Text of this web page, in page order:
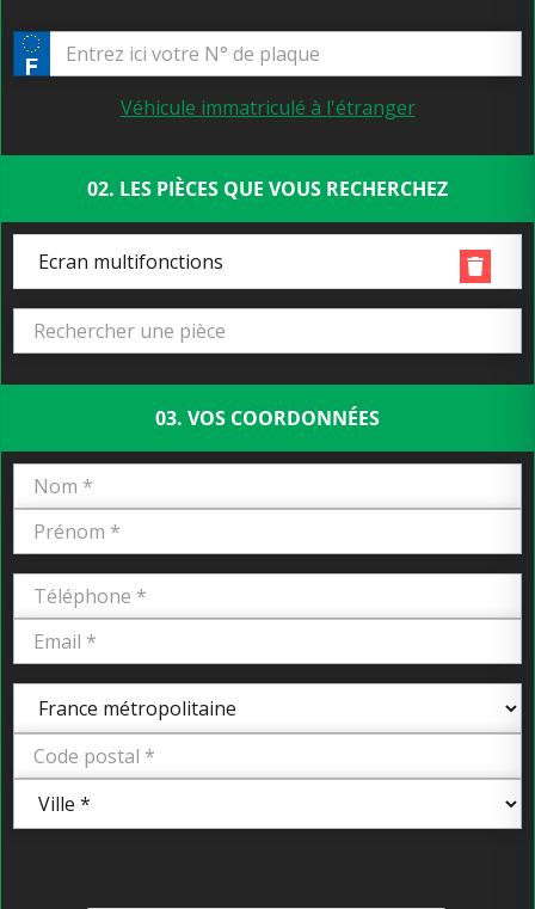
Véhicule immatriculé à l'étranger
02. LES PIÈCES QUE VOUS RECHERCHEZ
Ecran multifonctions
03. VOS COORDONNÉES